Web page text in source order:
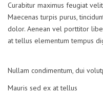
Curabitur maximus feugiat
Maecenas turpis purus,
dolor. Aenean vel porttitor
at tellus elementum tempus
Nullam condimentum, dui
Mauris sed ex at tellus